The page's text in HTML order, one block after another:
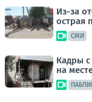
Из-за
острая
СМИ
Кадры
на